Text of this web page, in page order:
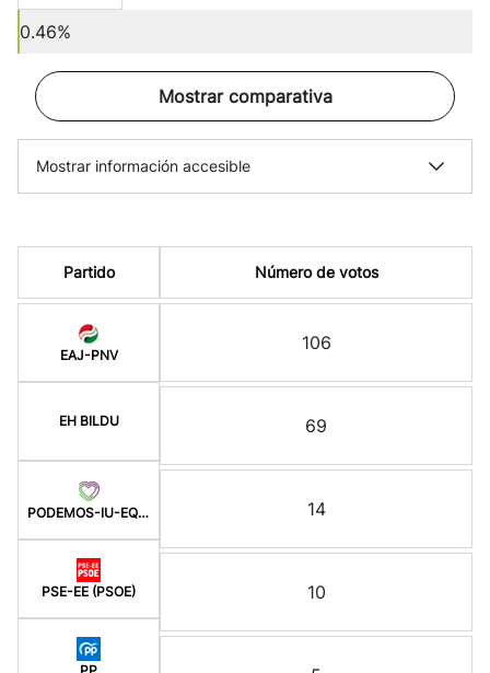
0.46%
Mostrar comparativa
Mostrar información accesible
Partido
EAJ-PNV
EH BILDU
PODEMOS-IU-EQUO BERD
PSE-EE (PSOE)
PP
Número de votos
106
69
14
10